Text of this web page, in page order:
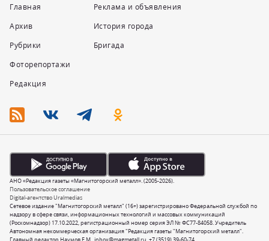
Главная
Архив
Рубрики
Фоторепортажи
Редакция
Реклама и объявления
История города
Бригада
Сетевое издание "Магнитогорский металл" (16+) зарегистрировано Федеральной службой по
надзору в сфере связи, информационных технологий и массовых коммуникаций
(Роскомнадзор) 17.10.2022, регистрационный номер серия ЭЛ № ФС77-84058. Учредитель
Автономная некоммерческая организация "Редакция газеты "Магнитогорский металл".
Пользовательское соглашение
Digital-агентство Uralmedias
АНО «Редакция газеты «Магнитогорский металл». (2005-2026).